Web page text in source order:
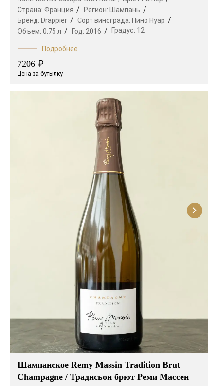
Страна: Франция Регион:
Шампань
Бренд: Drappier Сорт винограда: Пино Нуар
Объем: 0.75 л Год: 2016 Градус: 12
Подробнее
7206 ₽
Цена за бутылку
Шампанское Remy Massin Tradition Brut
Champagne / Традисьон брют Реми Массен